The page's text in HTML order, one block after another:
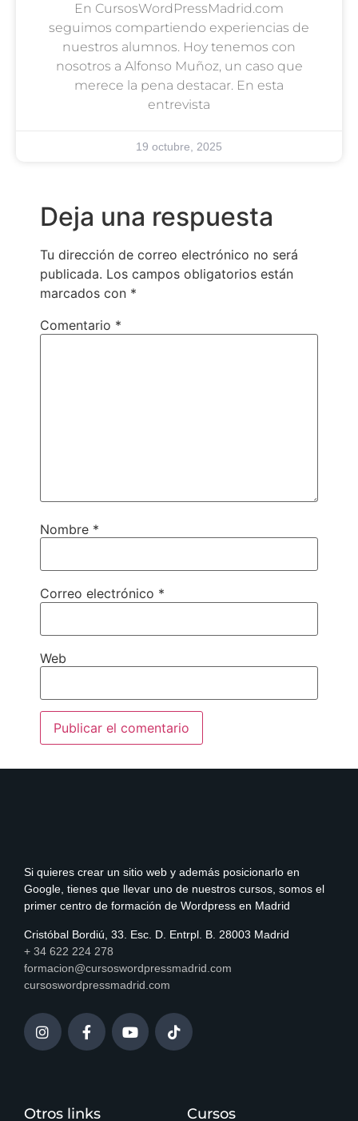
En CursosWordPressMadrid.com
seguimos compartiendo experiencias de
nuestros alumnos. Hoy tenemos con
nosotros a Alfonso Muñoz, un caso que
merece la pena destacar. En esta
entrevista
19 octubre, 2025
Deja una respuesta
Tu dirección de correo electrónico no será
publicada. Los campos obligatorios están
marcados con *
Comentario *
Nombre *
Correo electrónico *
Web
Si quieres crear un sitio web y además posicionarlo en
Google, tienes que llevar uno de nuestros cursos, somos el
primer centro de formación de Wordpress en Madrid
Cristóbal Bordiú, 33. Esc. D. Entrpl. B. 28003 Madrid
+ 34 622 224 278
formacion@cursoswordpressmadrid.com
cursoswordpressmadrid.com
Otros links
Cursos